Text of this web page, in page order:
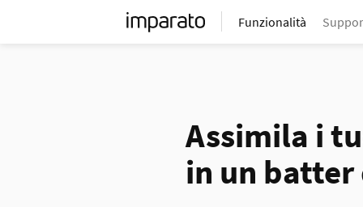
Funzionalità
Assimila i
in un